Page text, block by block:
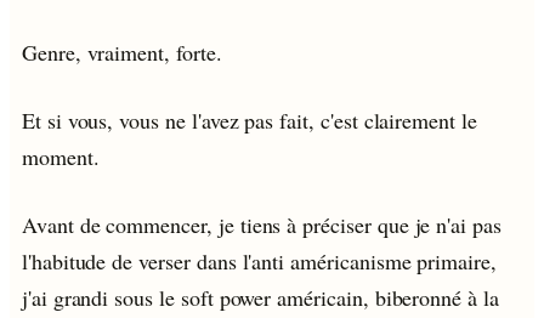
Genre, vraiment, forte.
Et si vous, vous ne l'avez pas fait, c'est clairement le
moment.
Avant de commencer, je tiens à préciser que je n'ai pas
l'habitude de verser dans l'anti américanisme primaire,
j'ai grandi sous le soft power américain, biberonné à la